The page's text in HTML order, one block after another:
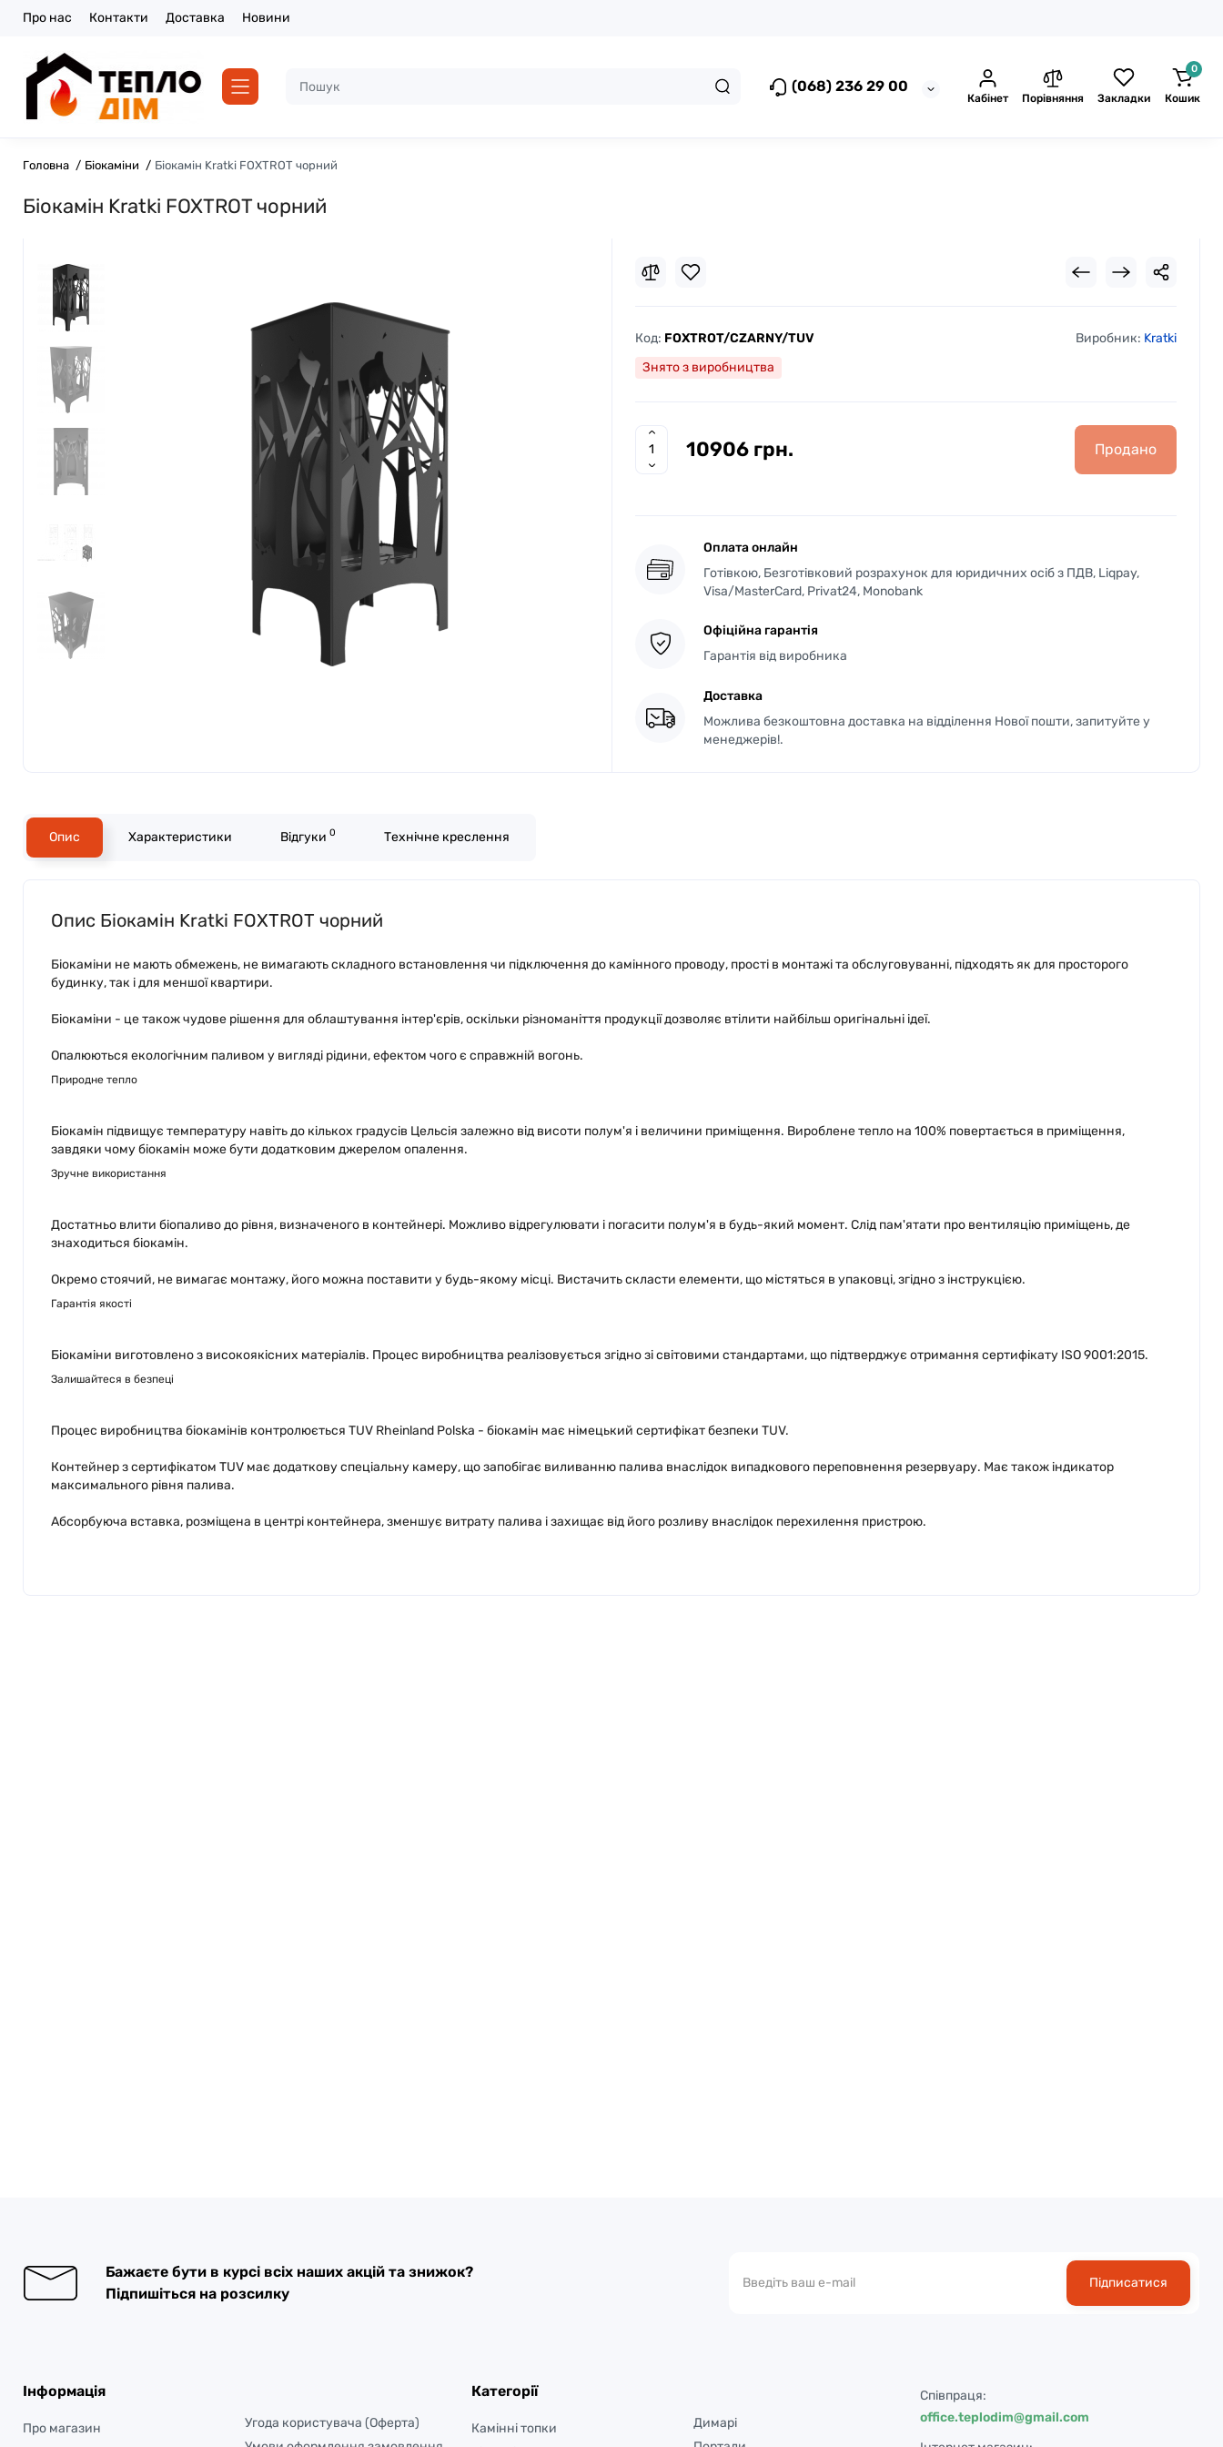
Про нас Контакти Доставка Новини
(068) 236 29 00
Кабінет Порівняння Закладки
0
Кошик
Головна Біокаміни Біокамін Kratki FOXTROT чорний
Біокамін Kratki FOXTROT чорний
Код: FOXTROT/CZARNY/TUV Виробник: Kratki
Знято з виробництва
10906 грн. Продано
Оплата онлайн
Готівкою, Безготівковий розрахунок для юридичних осіб з ПДВ, Liqpay,
Visa/MasterCard, Privat24, Monobank
Офіційна гарантія
Гарантія від виробника
Доставка
Можлива безкоштовна доставка на відділення Нової пошти, запитуйте у
менеджерів!.
Опис Характеристики Відгуки 0 Технічне креслення
Опис Біокамін Kratki FOXTROT чорний
Біокаміни не мають обмежень, не вимагають складного встановлення чи підключення до камінного проводу, прості в монтажі та обслуговуванні, підходять як для просторого
будинку, так і для меншої квартири.
Біокаміни - це також чудове рішення для облаштування інтер'єрів, оскільки різноманіття продукції дозволяє втілити найбільш оригінальні ідеї.
Опалюються екологічним паливом у вигляді рідини, ефектом чого є справжній вогонь.
Природне тепло
Біокамін підвищує температуру навіть до кількох градусів Цельсія залежно від висоти полум'я і величини приміщення. Вироблене тепло на 100% повертається в приміщення,
завдяки чому біокамін може бути додатковим джерелом опалення.
Зручне використання
Достатньо влити біопаливо до рівня, визначеного в контейнері. Можливо відрегулювати і погасити полум'я в будь-який момент. Слід пам'ятати про вентиляцію приміщень, де
знаходиться біокамін.
Окремо стоячий, не вимагає монтажу, його можна поставити у будь-якому місці. Вистачить скласти елементи, що містяться в упаковці, згідно з інструкцією.
Гарантія якості
Біокаміни виготовлено з високоякісних матеріалів. Процес виробництва реалізовується згідно зі світовими стандартами, що підтверджує отримання сертифікату ІSО 9001:2015.
Залишайтеся в безпеці
Процес виробництва біокамінів контролюється TUV Rheinland Polska - біокамін має німецький сертифікат безпеки TUV.
Контейнер з сертифікатом TUV має додаткову спеціальну камеру, що запобігає виливанню палива внаслідок випадкового переповнення резервуару. Має також індикатор
максимального рівня палива.
Абсорбуюча вставка, розміщена в центрі контейнера, зменшує витрату палива і захищає від його розливу внаслідок перехилення пристрою.
Бажаєте бути в курсі всіх наших акцій та знижок?
Підпишіться на розсилку
Підписатися
Інформація
Про магазин
Угода користувача (Оферта)
Категорії
Камінні топки
Димарі
Співпраця:
office.teplodim@gmail.com